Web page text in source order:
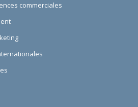
commerciales